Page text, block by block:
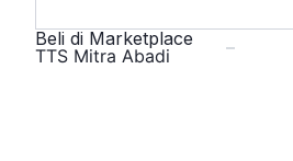
Beli di Marketplace
TTS Mitra Abadi